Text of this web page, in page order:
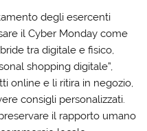
degli esercenti
il Cyber Monday come
tra digitale e fisico,
shopping digitale”,
online e li ritira in negozio,
consigli personalizzati.
il rapporto umano